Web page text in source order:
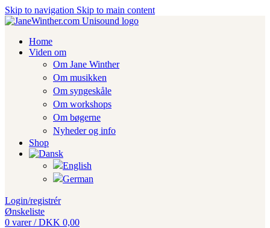
Skip to navigation Skip to main content
Home
Viden om
Om Jane Winther
Om musikken
Om syngeskåle
Om workshops
Om bøgerne
Nyheder og info
Shop
Login/registrér
Ønskeliste
0 varer / DKK 0,00